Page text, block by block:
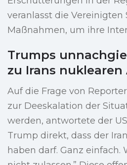
veranlasst die Vereinigten
Maßnahmen, um ihre
Trumps
zu Irans
Auf die Frage von
zur Deeskalation der
werden, antwortete der
Trump direkt, dass der
haben darf. Ganz einfach.